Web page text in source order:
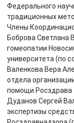
Федерального
традиционных
Члены
Боброва Светлана
гомеопатии
университета (по
Валенкова Вера
отдела
помощи Росздрава
Дуданов Сергей
экспертизы